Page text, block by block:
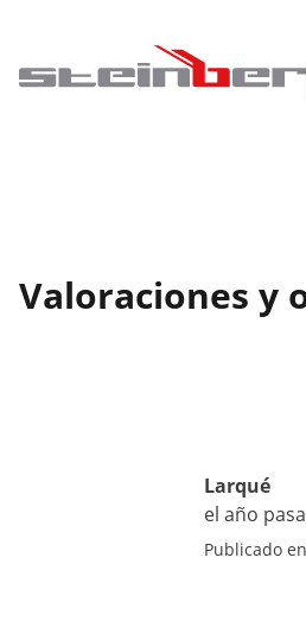
Valoraciones y
Larqué
el año
Publicado